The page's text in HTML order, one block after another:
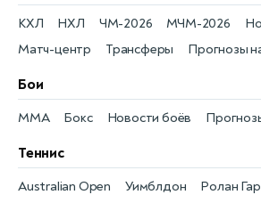
КХЛ
Матч-центр
НХЛ
Трансферы
ЧМ-2026
Прогнозы
МЧМ-2026
Бои
Новости боёв
MMA Бокс
Теннис
Australian Open
Уимблдон
Ролан